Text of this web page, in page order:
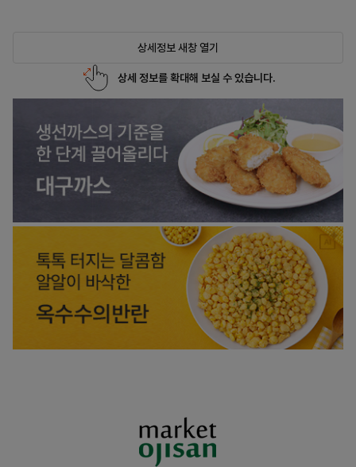
상세정보 새창 열기
상세 정보를 확대해 보실 수 있습니다.